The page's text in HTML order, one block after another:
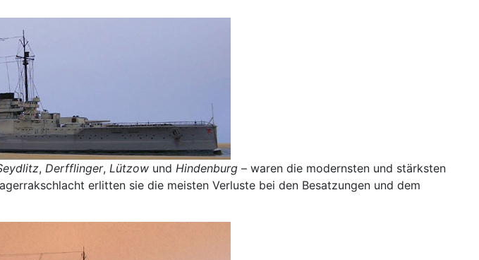
, Derfflinger, Lützow und Hindenburg – waren die modernsten und stärksten
erlitten sie die meisten Verluste bei den Besatzungen und dem